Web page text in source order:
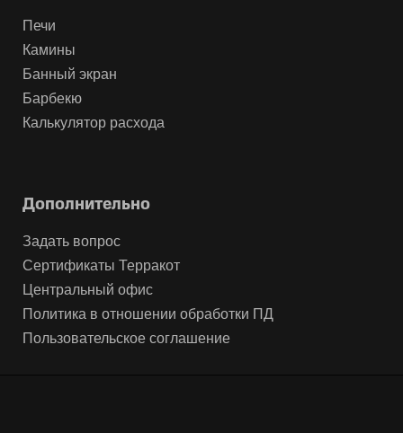
Печи
Камины
Банный экран
Барбекю
Калькулятор расхода
Дополнительно
Задать вопрос
Сертификаты Терракот
Центральный офис
Политика в отношении обработки ПД
Пользовательское соглашение